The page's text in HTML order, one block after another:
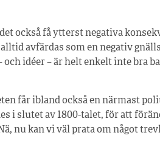
också få ytterst negativa
avfärdas som en negativ
och idéer – är helt enkelt inte bra
får ibland också en närmast
i slutet av 1800-talet, för att
nu kan vi väl prata om något